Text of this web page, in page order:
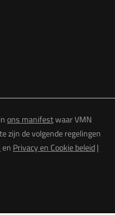
ons manifestwaar VMN
zijn de volgende regelingen
en Privacy en Cookie beleid|